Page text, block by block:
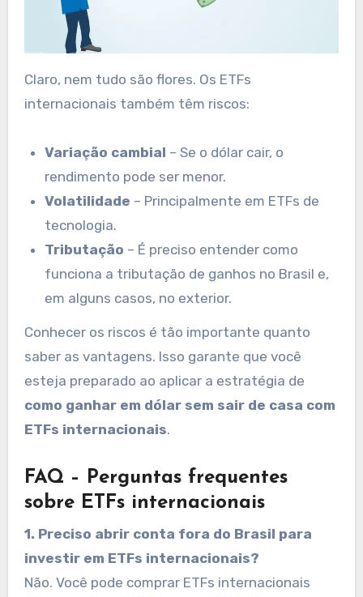
Claro, nem tudo são flores. Os ETFs
internacionais também têm riscos:
Variação cambial – Se o dólar cair, o
rendimento pode ser menor.
Volatilidade – Principalmente em ETFs de
tecnologia.
Tributação – É preciso entender como
funciona a tributação de ganhos no Brasil e,
em alguns casos, no exterior.
Conhecer os riscos é tão importante quanto
saber as vantagens. Isso garante que você
esteja preparado ao aplicar a estratégia de
como ganhar em dólar sem sair de casa com
ETFs internacionais.
FAQ – Perguntas frequentes
sobre ETFs internacionais
1. Preciso abrir conta fora do Brasil para
investir em ETFs internacionais?
Não. Você pode comprar ETFs internacionais